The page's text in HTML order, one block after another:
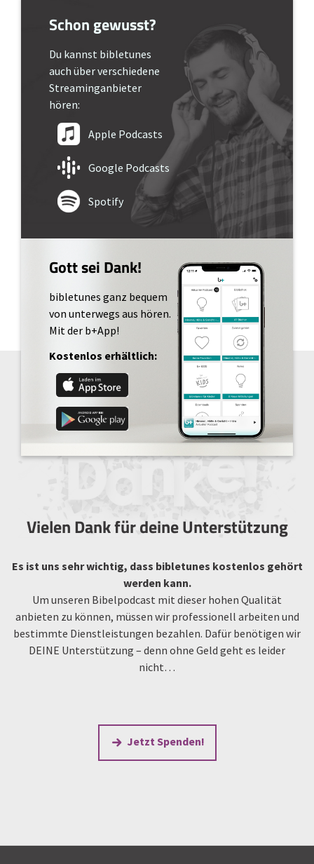
Schon gewusst?
Du kannst bibletunes
auch über verschiedene
Streaminganbieter
hören:
Apple Podcasts
Google Podcasts
Spotify
Gott sei Dank!
bibletunes ganz bequem
von unterwegs aus hören.
Mit der b+App!
Kostenlos erhältlich:
Vielen Dank für deine Unterstützung
Es ist uns sehr wichtig, dass bibletunes kostenlos gehört
werden kann.
Um unseren Bibelpodcast mit dieser hohen Qualität
anbieten zu können, müssen wir professionell arbeiten und
bestimmte Dienstleistungen bezahlen. Dafür benötigen wir
DEINE Unterstützung – denn ohne Geld geht es leider
nicht…
Jetzt Spenden!